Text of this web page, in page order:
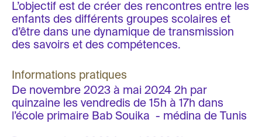
L’objectif est de créer des rencontres entre les
enfants des différents groupes scolaires et
d’être dans une dynamique de transmission
des savoirs et des compétences.
Informations pratiques
De novembre 2023 à mai 2024 2h par
quinzaine les vendredis de 15h à 17h dans
l’école primaire Bab Souika - médina de Tunis